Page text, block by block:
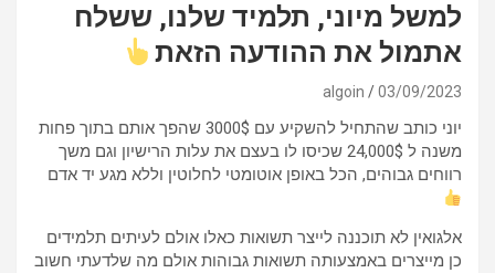
למשל מיוני, תלמיד שלנו, ששלח
אתמול את ההודעה הזאת
03/09/2023
algoin
יוני כותב שהתחיל להשקיע עם 3000$ שהפך אותם בתוך פחות
משנה ל 24,000$ שכיסו לו בעצם את עלות הרישיון וגם משך
רווחים גבוהים, הכל באופן אוטומטי לחלוטין וללא מגע יד אדם
אלגואין לא תוכננה לייצר תשואות כאלו אולם לעיתים תלמידים
כן מייצרים באמצעותה תשואות גבוהות אולם מה שלדעתי חשוב